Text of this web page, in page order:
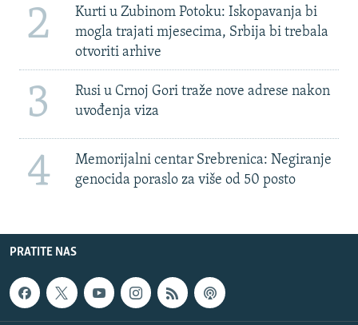
2
Kurti u Zubinom Potoku: Iskopavanja bi
mogla trajati mjesecima, Srbija bi trebala
otvoriti arhive
3
Rusi u Crnoj Gori traže nove adrese nakon
uvođenja viza
4
Memorijalni centar Srebrenica: Negiranje
genocida poraslo za više od 50 posto
PRATITE NAS